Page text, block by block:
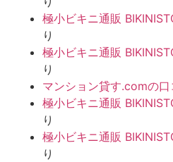
極小ビキニ通販
り
極小ビキニ通販
り
マンション貸す.comの口
極小ビキニ通販
り
極小ビキニ通販
り